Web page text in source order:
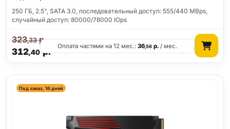
250 ГБ, 2.5", SATA 3.0, последовательный доступ: 555/440 MBps,
случайный доступ: 80000/78000 IOps
312,40р.
323,33р.
Оплата частями на 12 мес.:36,56 р. / мес.
Под заказ, 16 дней